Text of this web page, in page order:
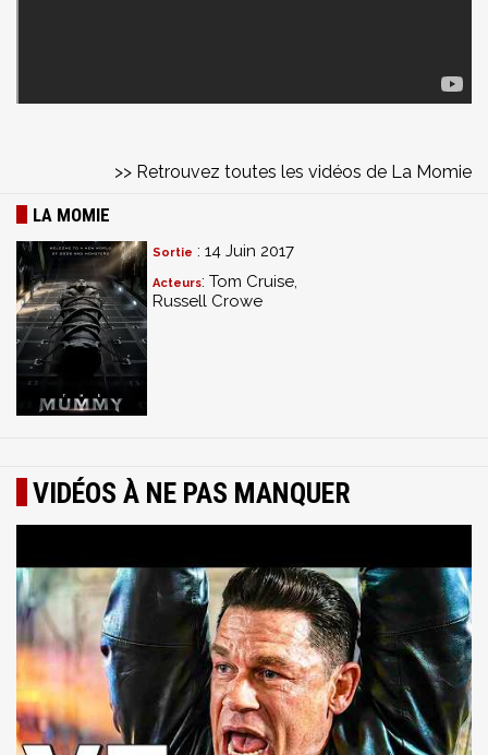
>> Retrouvez toutes les vidéos de La Momie
LA MOMIE
Sortie : 14 Juin 2017
Acteurs: Tom Cruise,
Russell Crowe
VIDÉOS À NE PAS MANQUER